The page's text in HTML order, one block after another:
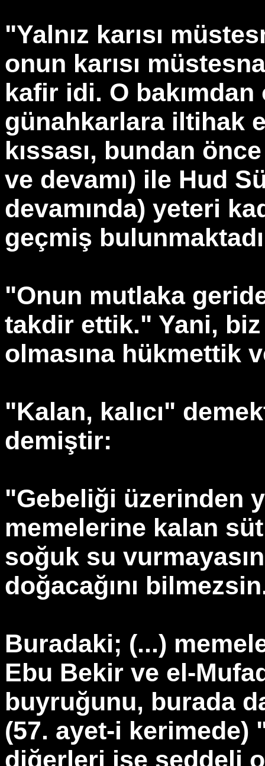
"Yalnız karısı
onun karısı
kafir idi. O
günahkarlara iltihak
kıssası, bundan
ve devamı) ile Hud
devamında) yeteri
geçmiş
"Onun mutlaka
takdir ettik." Yani,
olmasına hükmettik
"Kalan, kalıcı"
demiştir:
"Gebeliği üzerinden
memelerine kalan
soğuk su
doğacağını
Buradaki; (...)
Ebu Bekir ve el-
buyruğunu, burada
(57. ayet-i
diğerleri ise şeddeli